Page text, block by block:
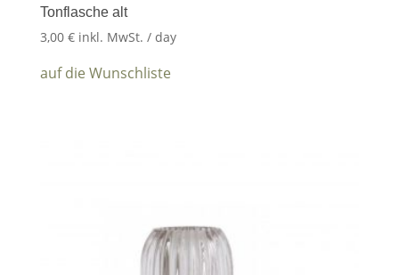
Tonflasche alt
3,00 € inkl. MwSt. / day
auf die Wunschliste